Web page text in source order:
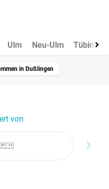
Ulm Neu-Ulm Tübingen
in Dußlingen
von